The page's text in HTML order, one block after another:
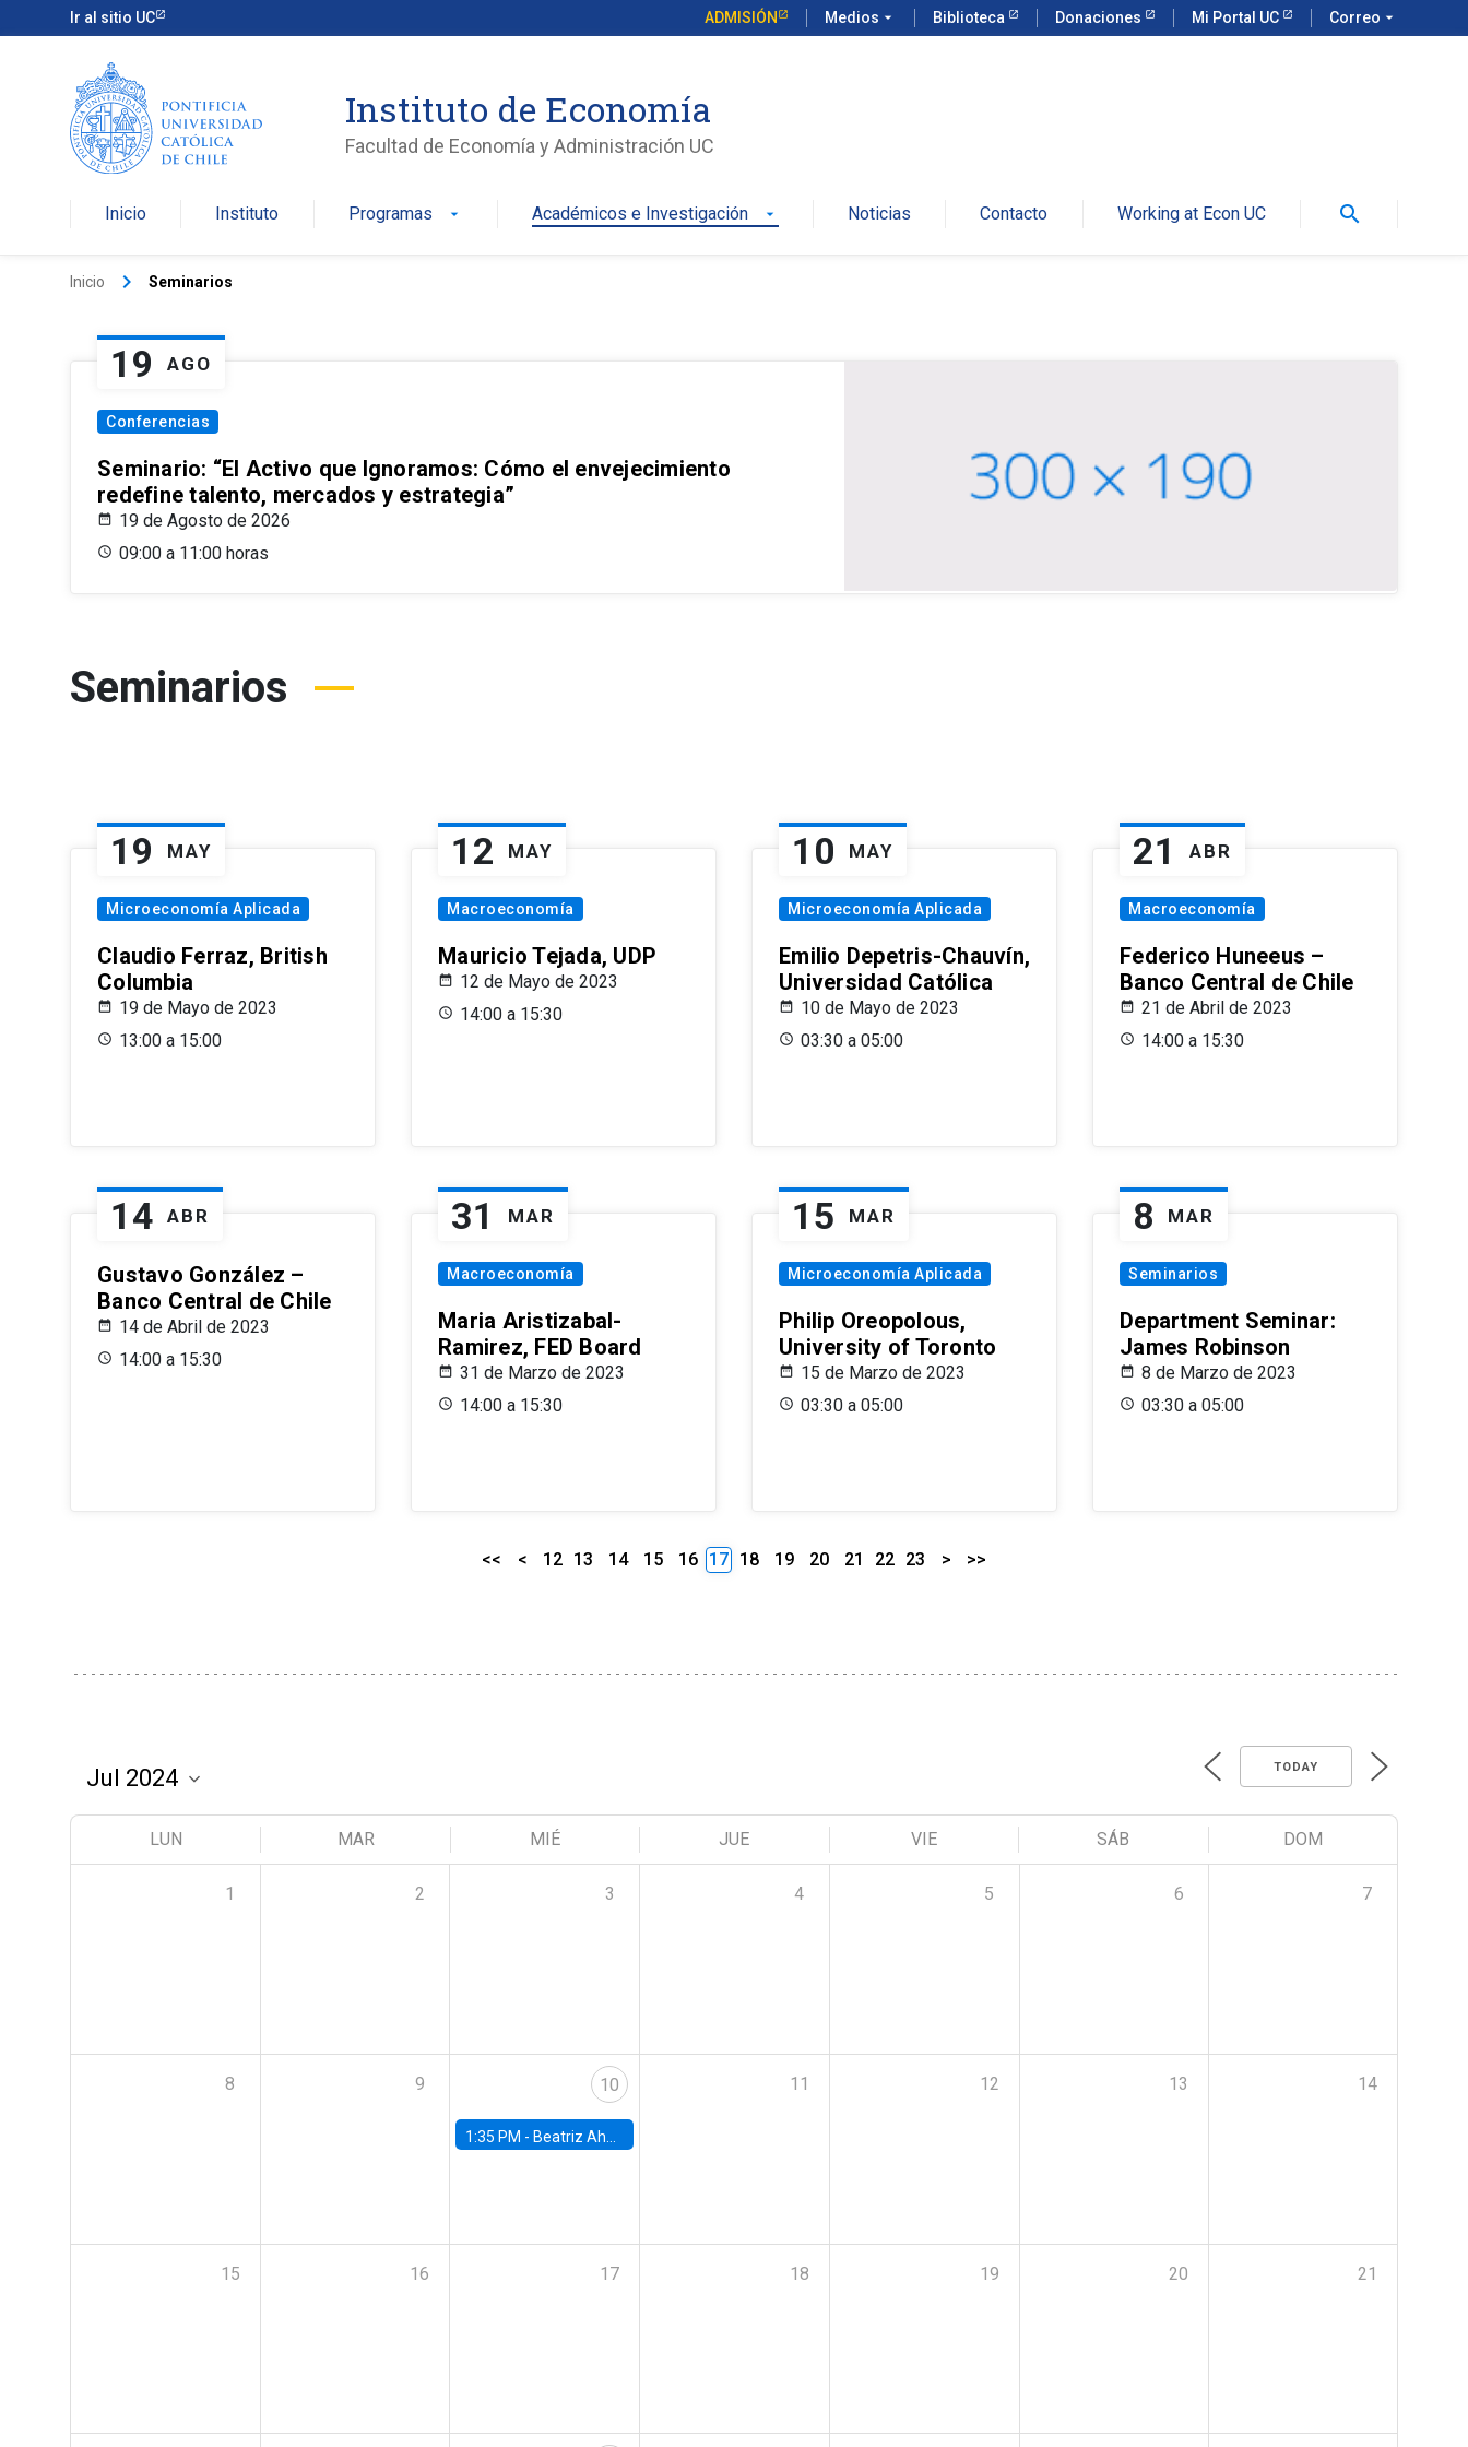
Ir al sitio UC ADMISIÓN Medios arrow_drop_down Biblioteca Donaciones Mi Portal UC Correo arrow_drop_down
Instituto de Economía
Facultad de Economía y Administración UC
Inicio Instituto Programas arrow_drop_down Académicos e Investigación arrow_drop_down Noticias Contacto Working at Econ UC search
Inicio keyboard_arrow_right Seminarios
19 AGO
Conferencias
Seminario: “El Activo que Ignoramos: Cómo el envejecimiento
redefine talento, mercados y estrategia”
19 de Agosto de 2026
09:00 a 11:00 horas
Seminarios
19 MAY
Microeconomía Aplicada
Claudio Ferraz, British
Columbia
19 de Mayo de 2023
13:00 a 15:00
12 MAY
Macroeconomía
Mauricio Tejada, UDP
12 de Mayo de 2023
14:00 a 15:30
10 MAY
Microeconomía Aplicada
Emilio Depetris-Chauvín,
Universidad Católica
10 de Mayo de 2023
03:30 a 05:00
21 ABR
Macroeconomía
Federico Huneeus –
Banco Central de Chile
21 de Abril de 2023
14:00 a 15:30
14 ABR
Gustavo González –
Banco Central de Chile
14 de Abril de 2023
14:00 a 15:30
31 MAR
Macroeconomía
Maria Aristizabal-
Ramirez, FED Board
31 de Marzo de 2023
14:00 a 15:30
15 MAR
Microeconomía Aplicada
Philip Oreopolous,
University of Toronto
15 de Marzo de 2023
03:30 a 05:00
8 MAR
Seminarios
Department Seminar:
James Robinson
8 de Marzo de 2023
03:30 a 05:00
<< < 12 13 14 15 16 17 18 19 20 21 22 23 > >>
TODAY
LUN MAR MIÉ JUE VIE SÁB DOM
1 2 3 4 5 6 7
8 9 10
1:35 PM - Beatriz Ahumada, PhD candidate, Universidad de Pittsburgh
11 12 13 14
15 16 17 18 19 20 21